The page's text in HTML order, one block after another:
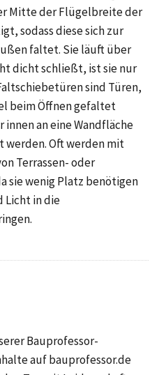
Mitte der Flügelbreite der
sodass diese sich zur
faltet. Sie läuft über
dicht schließt, ist sie nur
sind Türen,
beim Öffnen gefaltet
an eine Wandfläche
werden. Oft werden mit
Terrassen- oder
sie wenig Platz benötigen
Licht in die
Bauprofessor-
auf bauprofessor.de